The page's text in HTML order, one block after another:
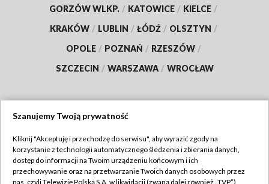
GORZÓW WLKP. / KATOWICE / KIELCE /
KRAKÓW / LUBLIN / ŁÓDŹ / OLSZTYN /
OPOLE / POZNAŃ / RZESZÓW /
SZCZECIN / WARSZAWA / WROCŁAW
TVP
Abonament TVP
Regulamin TVP
Szanujemy Twoją prywatność
Kliknij "Akceptuję i przechodzę do serwisu", aby wyrazić zgody na
korzystanie z technologii automatycznego śledzenia i zbierania danych,
dostęp do informacji na Twoim urządzeniu końcowym i ich
przechowywanie oraz na przetwarzanie Twoich danych osobowych przez
nas, czyli Telewizję Polską S.A. w likwidacji (zwaną dalej również „TVP”),